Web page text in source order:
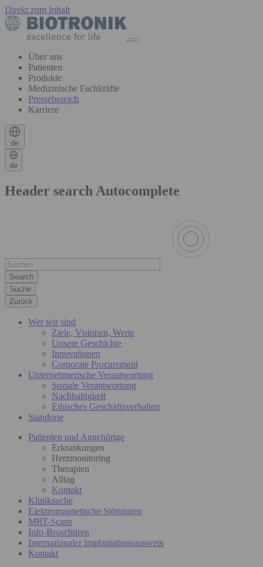
Direkt zum Inhalt
Über uns
Patienten
Produkte
Medizinische Fachkräfte
Pressebereich
Karriere
de
de
Header search Autocomplete
Suche
Zurück
Wer wir sind
Ziele, Visionen, Werte
Unsere Geschichte
Innovationen
Corporate Procurement
Unternehmerische Verantwortung
Soziale Verantwortung
Nachhaltigkeit
Ethisches Geschäftsverhalten
Standorte
Patienten und Angehörige
Erkrankungen
Herzmonitoring
Therapien
Alltag
Kontakt
Kliniksuche
Elektromagnetische Störungen
MRT-Scans
Info-Broschüren
Internationaler Implantationsausweis
Kontakt